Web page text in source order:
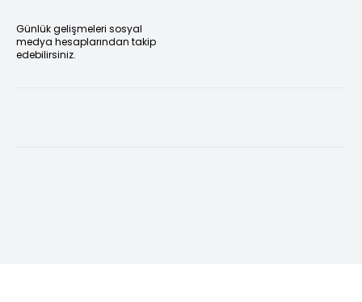
Günlük gelişmeleri sosyal
medya hesaplarından takip
edebilirsiniz.